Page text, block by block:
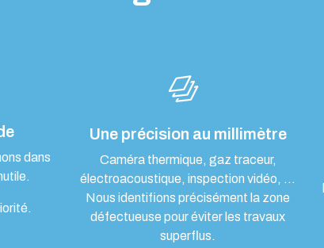
dans
Une précision au millimètre
Caméra thermique, gaz traceur,
électroacoustique, inspection vidéo, …
Nous identifions précisément la zone
défectueuse pour éviter les travaux
superflus.